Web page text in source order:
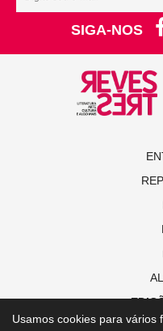
SIGA-NOS
Usamos cookies para vários